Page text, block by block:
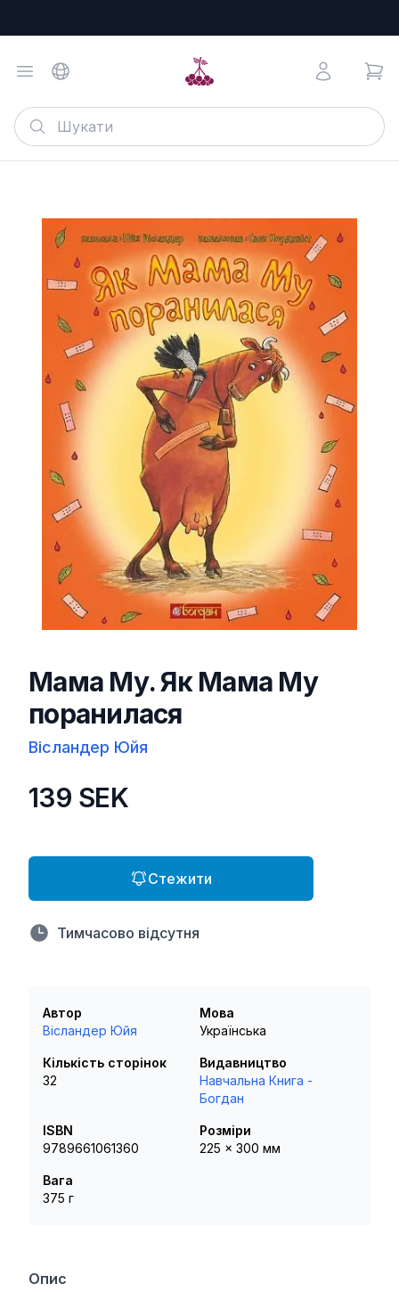
Мама Му. Як Мама Му
поранилася
Вісландер Юйя
139 SEK
Стежити
Тимчасово відсутня
Автор
Вісландер Юйя
Мова
Українська
Кількість сторінок
32
Видавництво
Навчальна Книга -
Богдан
ISBN
9789661061360
Розміри
225 x 300 мм
Вага
375 г
Опис